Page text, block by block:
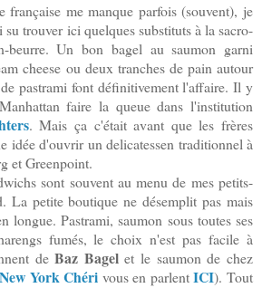
française me manque parfois (souvent), je
trouver ici quelques substituts à la sacro-
beurre. Un bon bagel au saumon garni
cheese ou deux tranches de pain autour
de pastrami font définitivement l'affaire.Il y
Manhattan faire la queue dans l'institution
. Mais ça c'étaitavant que les frères
idée d'ouvrir un delicatessen traditionnel à
et Greenpoint.
sont souvent au menu de mes petits-
La petite boutique ne désemplit pas mais
longue. Pastrami, saumon sous toutes ses
fumés, le choix n'est pas facile à
deBaz Bagelet le saumon de chez
York Chéri vous en parlentICI). Tout